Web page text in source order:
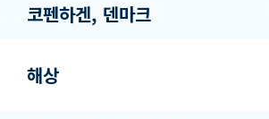
코펜하겐, 덴마크
해상